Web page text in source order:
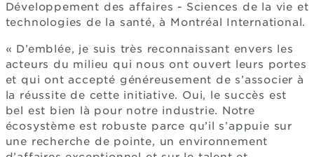
Développement des affaires - Sciences de la vie et
technologies de la santé, à Montréal International.
« D’emblée, je suis très reconnaissant envers les
acteurs du milieu qui nous ont ouvert leurs portes
et qui ont accepté généreusement de s’associer à
la réussite de cette initiative. Oui, le succès est
bel est bien là pour notre industrie. Notre
écosystème est robuste parce qu’il s’appuie sur
une recherche de pointe, un environnement